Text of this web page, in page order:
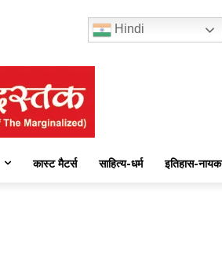
Hindi
कास्ट मैटर्स साहित्य-धर्म इतिहास-नायक